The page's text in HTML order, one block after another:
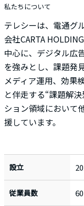
私たちについて
テレシーは、電通グ
会社CARTA
中心に、デジタル広
を強みとし、課題発
メディア運用、効果
と伴走する“課題解
ション領域において
援しています。
設立
従業員数